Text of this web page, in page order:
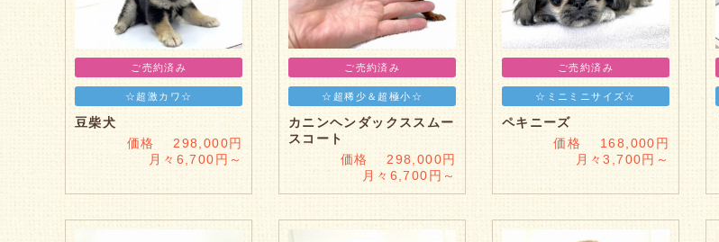
ご売約済み
☆超激カワ☆
豆柴犬
価格 298,000円
月々6,700円～
ご売約済み
☆超稀少＆超極小☆
カニンヘンダックススムー
スコート
価格 298,000円
月々6,700円～
ご売約済み
☆ミニミニサイズ☆
ペキニーズ
価格 168,000円
月々3,700円～